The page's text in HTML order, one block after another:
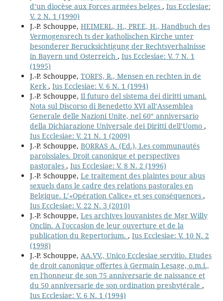
d’un diocèse aux Forces armées belges , Ius Ecclesiae:
V. 2 N. 1 (1990)
J.-P. Schouppe, HEIMERL, H., PREE, H., Handbuch des
Vermogensrech ts der katholischen Kirche unter
besonderer Berucksichtigung der Rechtsverhalnisse
in Bayern und Osterreich , Ius Ecclesiae: V. 7 N. 1
(1995)
J.-P. Schouppe, TORFS, R., Mensen en rechten in de
Kerk , Ius Ecclesiae: V. 6 N. 1 (1994)
J.-P. Schouppe, Il futuro del sistema dei diritti umani.
Nota sul Discorso di Benedetto XVI all’Assemblea
Generale delle Nazioni Unite, nel 60° anniversario
della Dichiarazione Universale dei Diritti dell’Uomo ,
Ius Ecclesiae: V. 21 N. 1 (2009)
J.-P. Schouppe, BORRAS A. (Ed.), Les communautés
paroissiales. Droit canonique et perspectives
pastorales , Ius Ecclesiae: V. 8 N. 2 (1996)
J.-P. Schouppe, Le traitement des plaintes pour abus
sexuels dans le cadre des relations pastorales en
Belgique. L’«Opération Calice» et ses conséquences ,
Ius Ecclesiae: V. 22 N. 3 (2010)
J.-P. Schouppe, Les archives louvanistes de Mgr Willy
Onclin. A l'occasion de leur ouverture et de la
publication du Repertorium. , Ius Ecclesiae: V. 10 N. 2
(1998)
J.-P. Schouppe, AA.VV., Unico Ecclesiae servitio. Etudes
de droit canonique offertes à Germain Lesage, o.m.i.,
en l'honneur de son 75 anniversarie de naissance et
du 50 anniversarie de son ordination presbytérale ,
Ius Ecclesiae: V. 6 N. 1 (1994)